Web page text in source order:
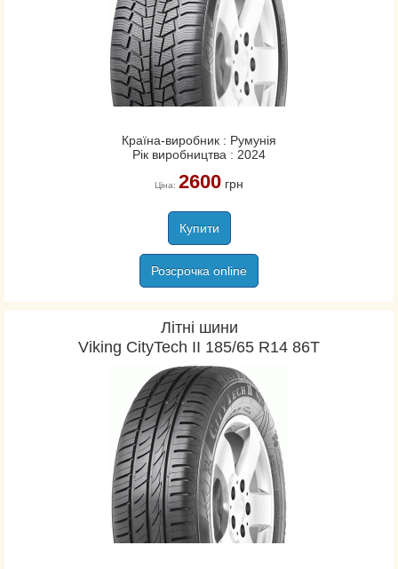
Країна-виробник : Румунія
Рік виробництва : 2024
Ціна: 2600грн
Купити
Розсрочка online
Літні шини
Viking CityTech II 185/65 R14 86T